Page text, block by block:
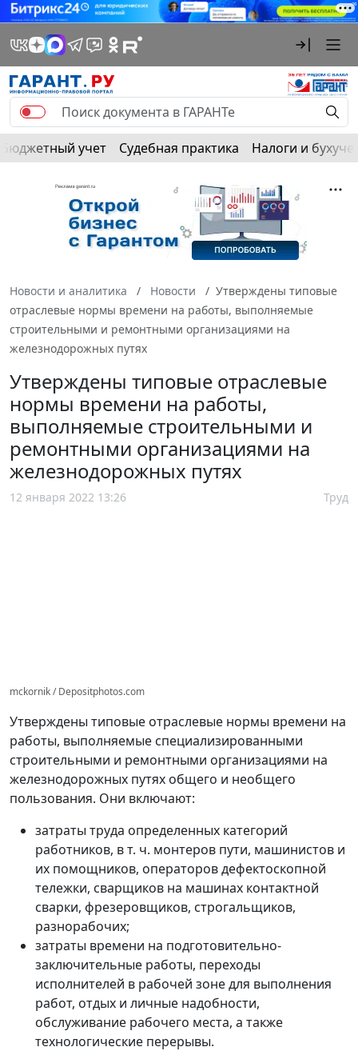
Бюджетный учет Судебная практика Налоги и
Новости и аналитика Новости
Утверждены типовые
отраслевые нормы времени на работы, выполняемые
строительными и ремонтными организациями на
железнодорожных путях
Утверждены типовые отраслевые
нормы времени на работы,
выполняемые строительными и
ремонтными организациями на
железнодорожных путях
12 января 2022 13:26 Труд
mckornik / Depositphotos.com
Утверждены типовые отраслевые нормы времени на
работы, выполняемые специализированными
строительными и ремонтными организациями на
железнодорожных путях общего и необщего
пользования. Они включают:
затраты труда определенных категорий
работников, в т. ч. монтеров пути, машинистов и
их помощников, операторов дефектоскопной
тележки, сварщиков на машинах контактной
сварки, фрезеровщиков, строгальщиков,
разнорабочих;
затраты времени на подготовительно-
заключительные работы, переходы
исполнителей в рабочей зоне для выполнения
работ, отдых и личные надобности,
обслуживание рабочего места, а также
технологические перерывы.